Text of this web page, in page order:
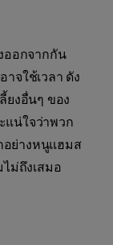
ออกจากกัน
จใช้เวลา ดัง
ยงอื่นๆ ของ
น่ใจว่าพวก
อย่างหนูแฮมส
ม่ถึงเสมอ